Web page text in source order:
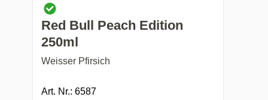
Red Bull Peach Edition
250ml
Weisser Pfirsich
Art. Nr.: 6587